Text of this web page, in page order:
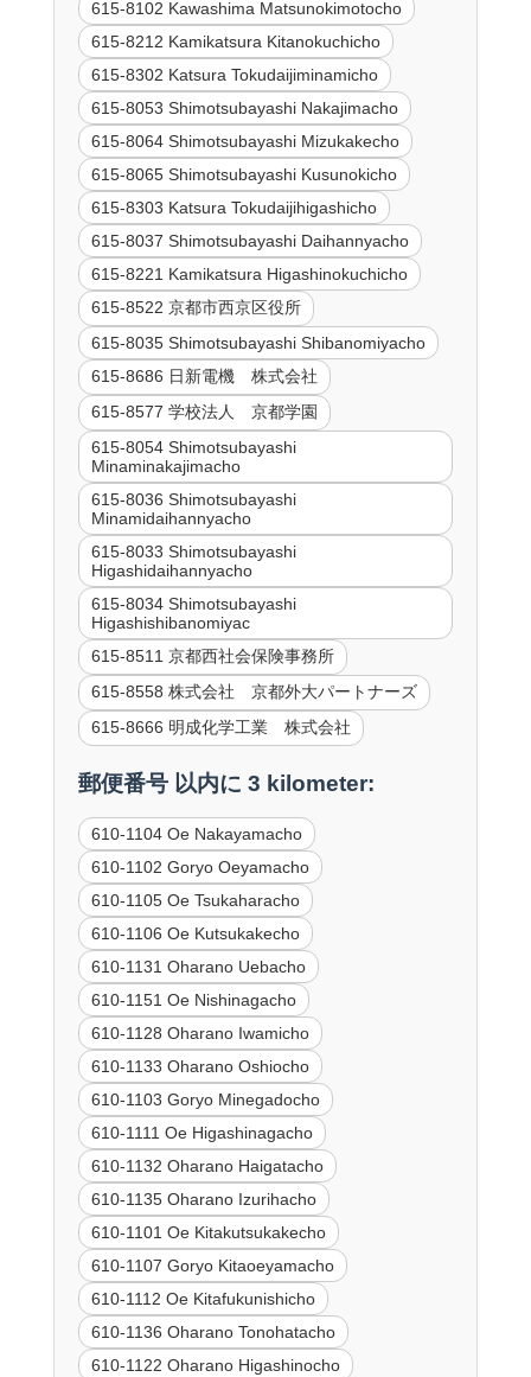
615-8102 Kawashima Matsunokimotocho
615-8212 Kamikatsura Kitanokuchicho
615-8302 Katsura Tokudaijiminamicho
615-8053 Shimotsubayashi Nakajimacho
615-8064 Shimotsubayashi Mizukakecho
615-8065 Shimotsubayashi Kusunokicho
615-8303 Katsura Tokudaijihigashicho
615-8037 Shimotsubayashi Daihannyacho
615-8221 Kamikatsura Higashinokuchicho
615-8522 京都市西京区役所
615-8035 Shimotsubayashi Shibanomiyacho
615-8686 日新電機 株式会社
615-8577 学校法人 京都学園
615-8054 Shimotsubayashi
Minaminakajimacho
615-8036 Shimotsubayashi
Minamidaihannyacho
615-8033 Shimotsubayashi
Higashidaihannyacho
615-8034 Shimotsubayashi
Higashishibanomiyac
615-8511 京都西社会保険事務所
615-8558 株式会社 京都外大パートナーズ
615-8666 明成化学工業 株式会社
郵便番号 以内に 3 kilometer:
610-1104 Oe Nakayamacho
610-1102 Goryo Oeyamacho
610-1105 Oe Tsukaharacho
610-1106 Oe Kutsukakecho
610-1131 Oharano Uebacho
610-1151 Oe Nishinagacho
610-1128 Oharano Iwamicho
610-1133 Oharano Oshiocho
610-1103 Goryo Minegadocho
610-1111 Oe Higashinagacho
610-1132 Oharano Haigatacho
610-1135 Oharano Izurihacho
610-1101 Oe Kitakutsukakecho
610-1107 Goryo Kitaoeyamacho
610-1112 Oe Kitafukunishicho
610-1136 Oharano Tonohatacho
610-1122 Oharano Higashinocho